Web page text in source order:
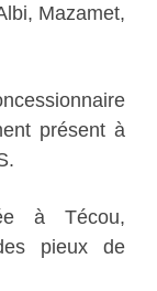
Mazamet,
présent à
à Técou,
pieux de